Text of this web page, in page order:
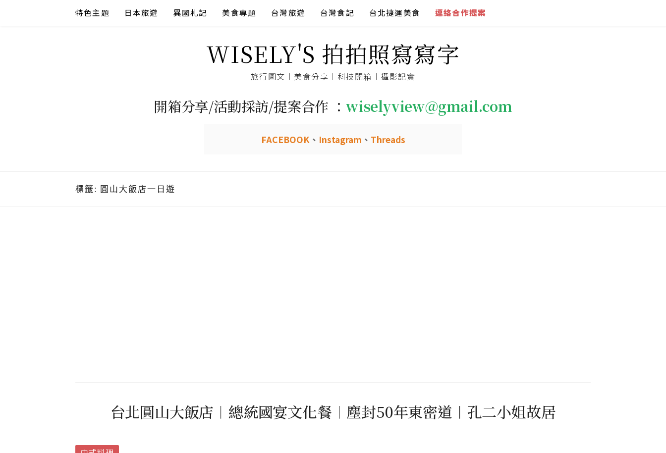
特色主題 日本旅遊 異國札記 美食專題 台灣旅遊 台灣食記 台北捷運美食 連絡合作提案
WISELY'S 拍拍照寫寫字
旅行圖文︱美食分享︱科技開箱︱攝影記實
開箱分享/活動採訪/提案合作 ： wiselyview@gmail.com
FACEBOOK、 Instagram 、 Threads
標籤: 圓山大飯店一日遊
台北圓山大飯店︱總統國宴文化餐︱塵封50年東密道︱孔二小姐故居